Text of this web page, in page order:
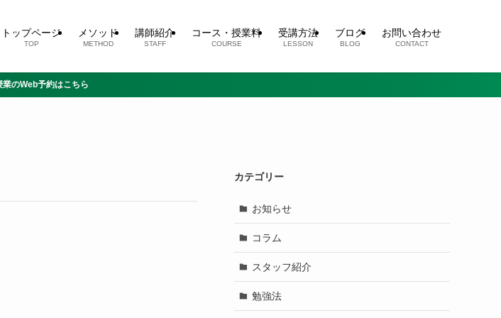
トップページ
TOP
メソッド
METHOD
講師紹介
STAFF
コース・授業料
COURSE
受講方法
LESSON
ブログ
BLOG
お問い合わせ
CONTACT
業のWeb予約はこちら
カテゴリー
お知らせ
コラム
スタッフ紹介
勉強法